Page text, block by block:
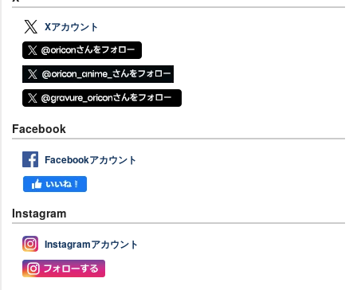
Xアカウント
Facebook
Facebookアカウント
Instagram
Instagramアカウント